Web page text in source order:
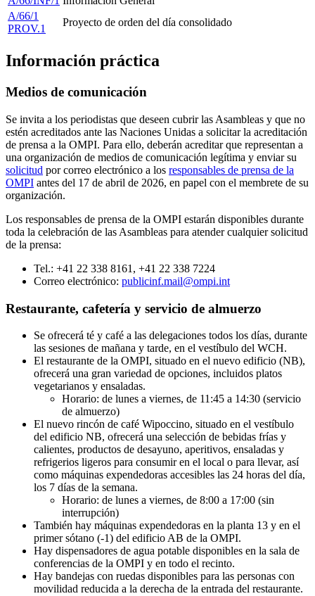
A/66/1
PROV.1
Proyecto de orden del día consolidado
Información práctica
Medios de comunicación
Se invita a los periodistas que deseen cubrir las Asambleas y que no
estén acreditados ante las Naciones Unidas a solicitar la acreditación
de prensa a la OMPI. Para ello, deberán acreditar que representan a
una organización de medios de comunicación legítima y enviar su
solicitud por correo electrónico a los responsables de prensa de la
OMPI antes del 17 de abril de 2026, en papel con el membrete de su
organización.
Los responsables de prensa de la OMPI estarán disponibles durante
toda la celebración de las Asambleas para atender cualquier solicitud
de la prensa:
Tel.: +41 22 338 8161, +41 22 338 7224
Correo electrónico: publicinf.mail@ompi.int
Restaurante, cafetería y servicio de almuerzo
Se ofrecerá té y café a las delegaciones todos los días, durante
las sesiones de mañana y tarde, en el vestíbulo del WCH.
El restaurante de la OMPI, situado en el nuevo edificio (NB),
ofrecerá una gran variedad de opciones, incluidos platos
vegetarianos y ensaladas.
Horario: de lunes a viernes, de 11:45 a 14:30 (servicio
de almuerzo)
El nuevo rincón de café Wipoccino, situado en el vestíbulo
del edificio NB, ofrecerá una selección de bebidas frías y
calientes, productos de desayuno, aperitivos, ensaladas y
refrigerios ligeros para consumir en el local o para llevar, así
como máquinas expendedoras accesibles las 24 horas del día,
los 7 días de la semana.
Horario: de lunes a viernes, de 8:00 a 17:00 (sin
interrupción)
También hay máquinas expendedoras en la planta 13 y en el
primer sótano (-1) del edificio AB de la OMPI.
Hay dispensadores de agua potable disponibles en la sala de
conferencias de la OMPI y en todo el recinto.
Hay bandejas con ruedas disponibles para las personas con
movilidad reducida a la derecha de la entrada del restaurante.